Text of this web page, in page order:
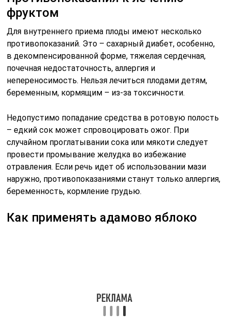
В большинстве случаев плоды служат для
приготовления различных отваров, мазей и настоек.
1. Мазь
Как правило, мазь из адамова яблока применяется для
защиты кожи тела и лица от негативного воздействия
окружающей среды, лечения прыщей и других кожных
заболеваний. Эту мазь можно легко приготовить в
домашних условиях. Для этого понадобится сам плод и
масло. Возьмите кастрюльку (неметаллическую),
положите первым слоем мелко нарезанное адамово
положите еще один слой адамова яблока. Чередуйте